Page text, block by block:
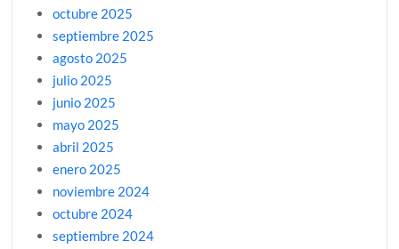
octubre 2025
septiembre 2025
agosto 2025
julio 2025
junio 2025
mayo 2025
abril 2025
enero 2025
noviembre 2024
octubre 2024
septiembre 2024